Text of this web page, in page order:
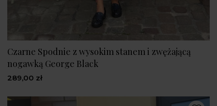
Czarne Spodnie z wysokim stanem i zwężającą
nogawką George Black
289,00 zł